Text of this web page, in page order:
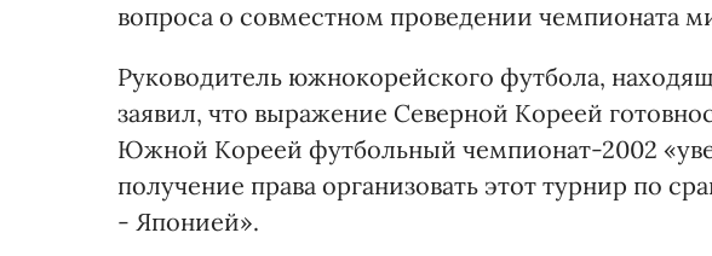
вопроса о совместном проведении чемпионата
Руководитель южнокорейского футбола,
заявил, что выражение Северной Кореей
Южной Кореей футбольный чемпионат-2002
получение права организовать этот турнир по
- Японией».